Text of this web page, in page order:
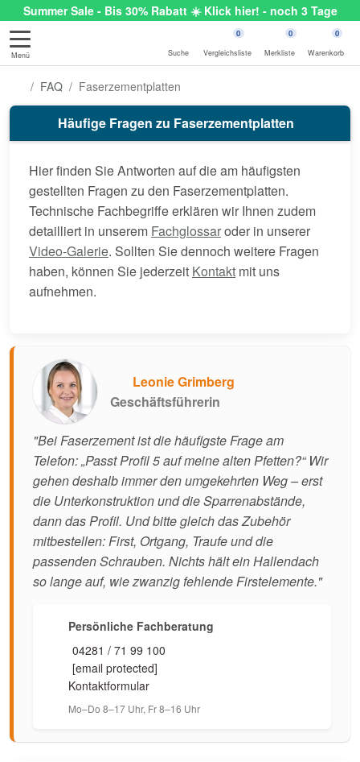
Summer Sale - Bis 30% Rabatt ☀️ Klick hier! - noch 3 Tage
Menü Suche
0
Vergleichsliste
0
Merkliste
0
Warenkorb
FAQ Faserzementplatten
Häufige Fragen zu Faserzementplatten
Hier finden Sie Antworten auf die am häufigsten
gestellten Fragen zu den Faserzementplatten.
Technische Fachbegriffe erklären wir Ihnen zudem
detailliert in unserem Fachglossaroder in unserer
Video-Galerie. Sollten Sie dennoch weitere Fragen
haben, können Sie jederzeit Kontakt mit uns
aufnehmen.
Leonie Grimberg
Geschäftsführerin
"Bei Faserzement ist die häufigste Frage am
Telefon: „Passt Profil 5 auf meine alten Pfetten?“ Wir
gehen deshalb immer den umgekehrten Weg – erst
die Unterkonstruktion und die Sparrenabstände,
dann das Profil. Und bitte gleich das Zubehör
mitbestellen: First, Ortgang, Traufe und die
passenden Schrauben. Nichts hält ein Hallendach
so lange auf, wie zwanzig fehlende Firstelemente."
Persönliche Fachberatung
04281 / 71 99 100
[email protected]
Kontaktformular
Mo–Do 8–17 Uhr, Fr 8–16 Uhr